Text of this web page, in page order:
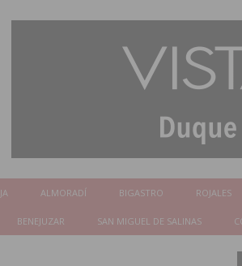
ALMORADÍ BIGASTRO ROJALES
BENEJUZAR SAN MIGUEL DE SALINAS